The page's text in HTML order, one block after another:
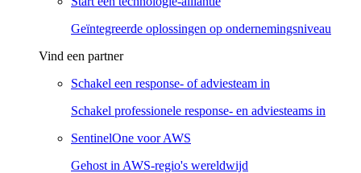
Geïntegreerde oplossingen op ondernemingsniveau
Vind een partner
Schakel een response- of adviesteam in
Schakel professionele response- en adviesteams in
SentinelOne voor AWS
Gehost in AWS-regio's wereldwijd